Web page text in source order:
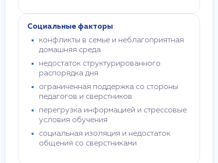
Социальные факторы
конфликты в семье и неблагоприятная
домашняя среда
недостаток структурированного
распорядка дня
ограниченная поддержка со стороны
педагогов и сверстников
перегрузка информацией и стрессовые
условия обучения
социальная изоляция и недостаток
общения со сверстниками